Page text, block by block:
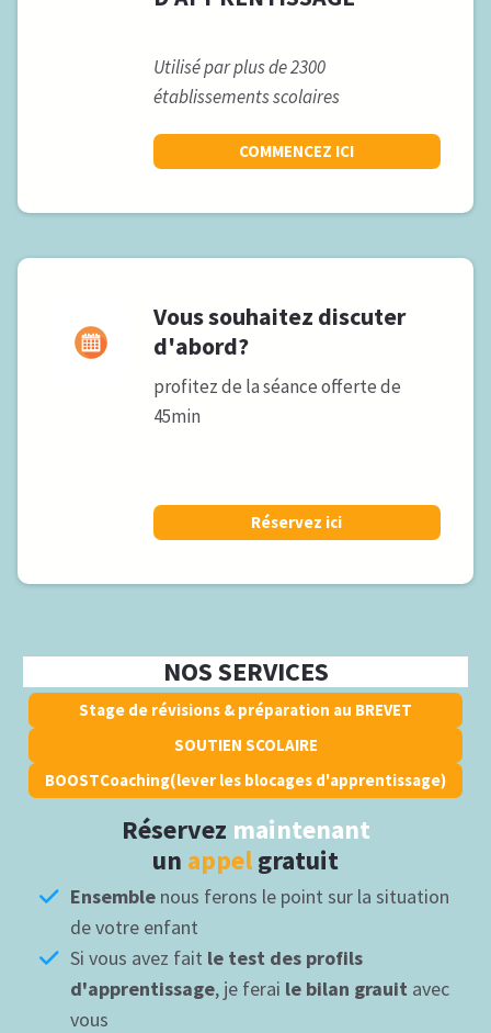
Utilisé par plus de 2300
établissements scolaires
COMMENCEZ ICI
Vous souhaitez discuter
d'abord?
profitez de la séance offerte de
45min
Réservez ici
NOS SERVICES
Stage de révisions & préparation au BREVET
SOUTIEN SCOLAIRE
BOOSTCoaching(lever les blocages d'apprentissage)
Réservez maintenant
un appelgratuit
Ensemble nous ferons le point sur la situation
de votre enfant
Si vous avez fait le test des profils
d'apprentissage, je ferai le bilan grauit avec
vous